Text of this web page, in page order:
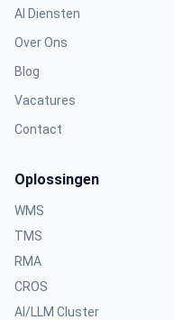
AI Diensten
Over Ons
Blog
Vacatures
Contact
Oplossingen
WMS
TMS
RMA
CROS
AI/LLM Cluster